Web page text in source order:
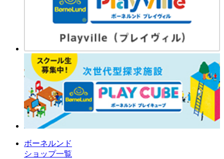
ボーネルンド
ショップ一覧